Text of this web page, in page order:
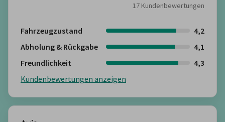
17 Kundenbewertungen
Fahrzeugzustand
4,2
Abholung & Rückgabe
4,1
Freundlichkeit
4,3
Kundenbewertungen anzeigen